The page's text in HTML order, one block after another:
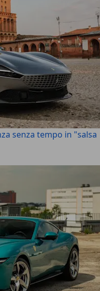
senza tempo in "salsa